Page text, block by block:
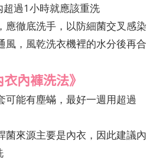
過1小時就應該重洗
徹底洗手，以防細菌交叉感染
，風乾洗衣機裡的水分後再合
內褲洗法》
能有塵蟎，最好一週用超過
來源主要是內衣，因此建議內